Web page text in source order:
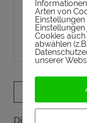
Tastingbuch
Diese 5 Whiskys
Arten von
Cookies
abwählen
unserer